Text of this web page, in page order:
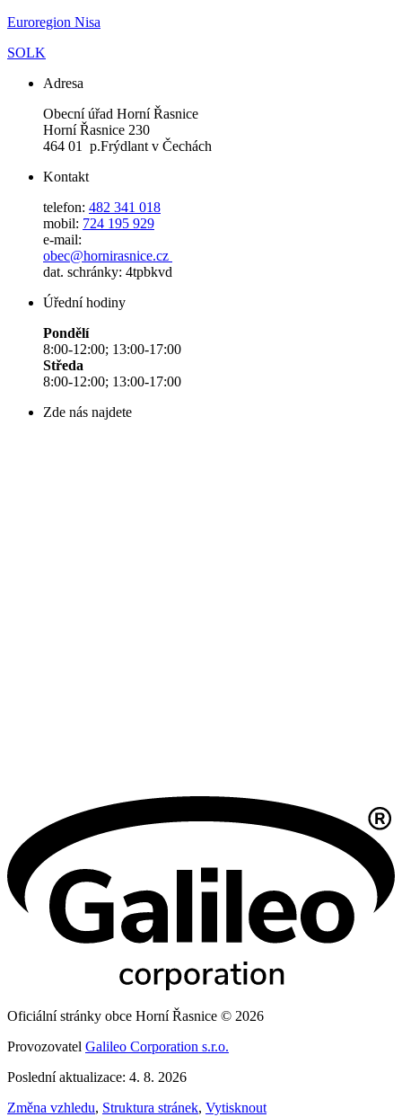
Euroregion Nisa
SOLK
Adresa
Obecní úřad Horní Řasnice
Horní Řasnice 230
464 01 p.Frýdlant v Čechách
Kontakt
telefon: 482 341 018
mobil: 724 195 929
e-mail:
obec@hornirasnice.cz
dat. schránky: 4tpbkvd
Úřední hodiny
Pondělí
8:00-12:00; 13:00-17:00
Středa
8:00-12:00; 13:00-17:00
Zde nás najdete
Oficiální stránky obce Horní Řasnice © 2026
Provozovatel Galileo Corporation s.r.o.
Poslední aktualizace: 4. 8. 2026
Změna vzhledu, Struktura stránek, Vytisknout